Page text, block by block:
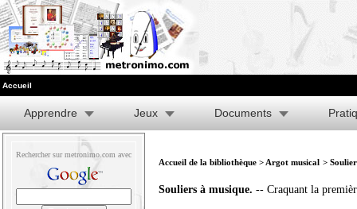
Accueil
Apprendre Jeux Documents
Rechercher sur metronimo.com avec
Accueil de la bibliothèque > Argot musical >
Souliers à musique. -- Craquant la